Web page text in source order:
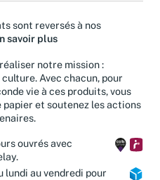
sont reversés à nos
savoir plus
notre mission :
Avec chacun, pour
vie à ces produits, vous
et soutenez les actions
ouvrés avec